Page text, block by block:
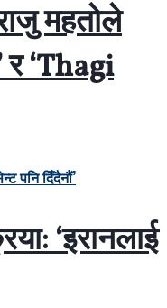
महतोले
‘Thagi
‘इरानलाई